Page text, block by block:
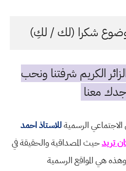
شكرا (لك / لكِ)
الكريم شرفتنا ونحب
معنا
الرسميةللاستاذ احمد
تريدحيث المصداقية والحقيقة في
وهذه هي المواقع الرسمية